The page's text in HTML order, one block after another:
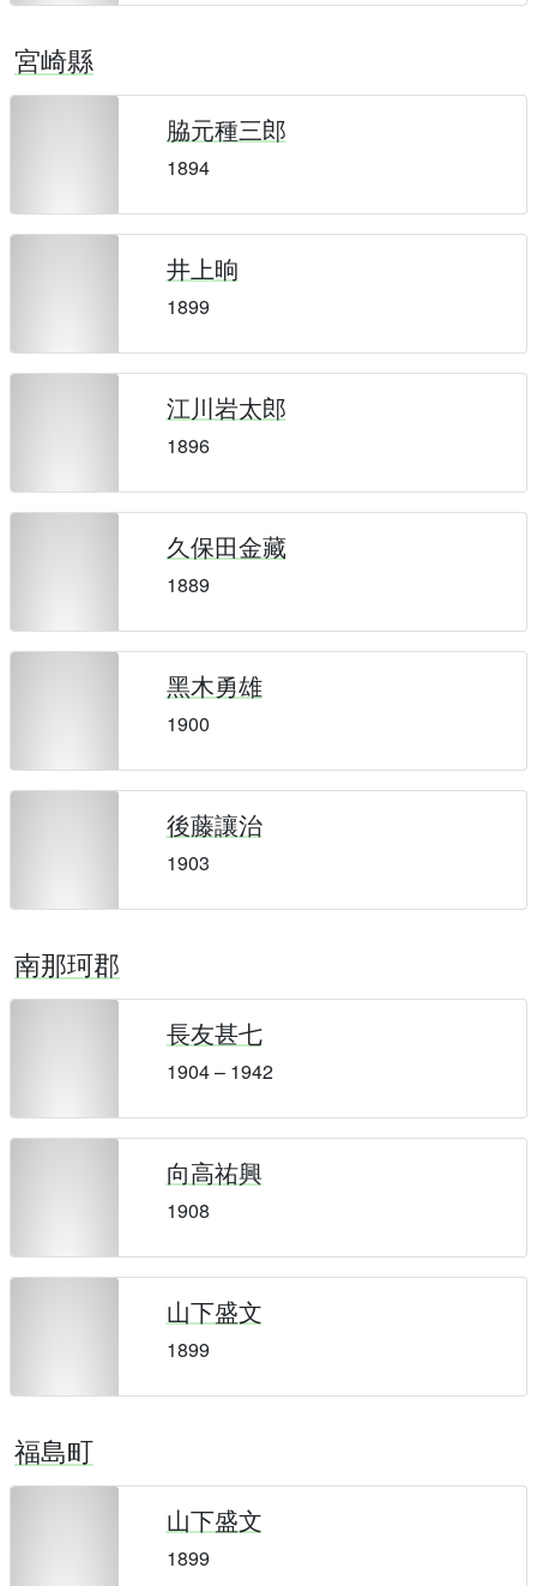
宮崎縣
脇元種三郎
1894
井上晌
1899
江川岩太郎
1896
久保田金藏
1889
黑木勇雄
1900
後藤讓治
1903
南那珂郡
長友甚七
1904 – 1942
向高祐興
1908
山下盛文
1899
福島町
山下盛文
1899